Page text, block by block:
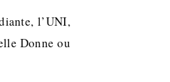
l’UNI,
Donne ou